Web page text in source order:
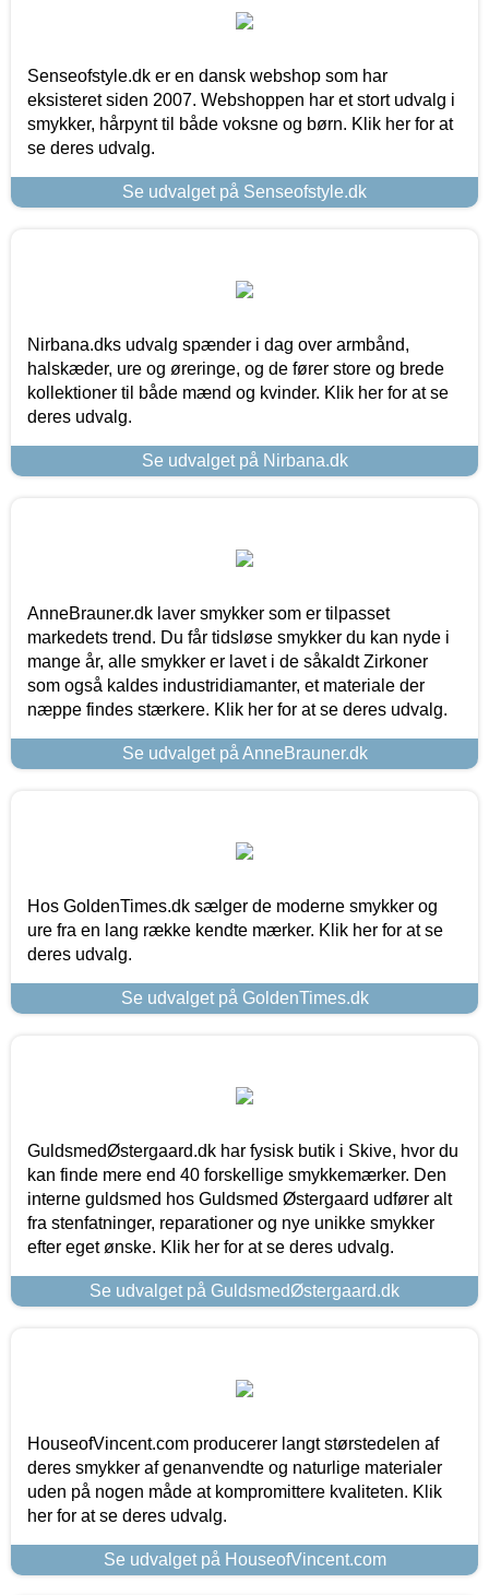
Senseofstyle.dk er en dansk webshop som har
eksisteret siden 2007. Webshoppen har et stort udvalg i
smykker, hårpynt til både voksne og børn. Klik her for at
se deres udvalg.
Se udvalget på Senseofstyle.dk
Nirbana.dks udvalg spænder i dag over armbånd,
halskæder, ure og øreringe, og de fører store og brede
kollektioner til både mænd og kvinder. Klik her for at se
deres udvalg.
Se udvalget på Nirbana.dk
AnneBrauner.dk laver smykker som er tilpasset
markedets trend. Du får tidsløse smykker du kan nyde i
mange år, alle smykker er lavet i de såkaldt Zirkoner
som også kaldes industridiamanter, et materiale der
næppe findes stærkere. Klik her for at se deres udvalg.
Se udvalget på AnneBrauner.dk
Hos GoldenTimes.dk sælger de moderne smykker og
ure fra en lang række kendte mærker. Klik her for at se
deres udvalg.
Se udvalget på GoldenTimes.dk
GuldsmedØstergaard.dk har fysisk butik i Skive, hvor du
kan finde mere end 40 forskellige smykkemærker. Den
interne guldsmed hos Guldsmed Østergaard udfører alt
fra stenfatninger, reparationer og nye unikke smykker
efter eget ønske. Klik her for at se deres udvalg.
Se udvalget på GuldsmedØstergaard.dk
HouseofVincent.com producerer langt størstedelen af
deres smykker af genanvendte og naturlige materialer
uden på nogen måde at kompromittere kvaliteten. Klik
her for at se deres udvalg.
Se udvalget på HouseofVincent.com